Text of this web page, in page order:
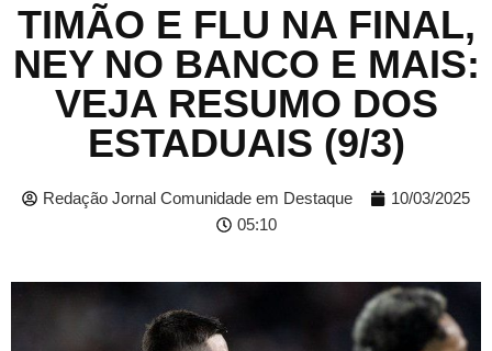
TIMÃO E FLU NA FINAL,
NEY NO BANCO E MAIS:
VEJA RESUMO DOS
ESTADUAIS (9/3)
Redação Jornal Comunidade em Destaque
10/03/2025
05:10